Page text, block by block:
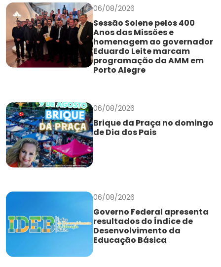
06/08/2026
Sessão Solene pelos 400
Anos das Missões e
homenagem ao governador
Eduardo Leite marcam
programação da AMM em
Porto Alegre
06/08/2026
Brique da Praça no domingo
de Dia dos Pais
06/08/2026
Governo Federal apresenta
resultados do Índice de
Desenvolvimento da
Educação Básica